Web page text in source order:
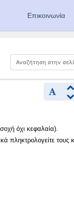
Επικοινωνία
όχι κεφαλαία).
πληκτρολογείτε τους